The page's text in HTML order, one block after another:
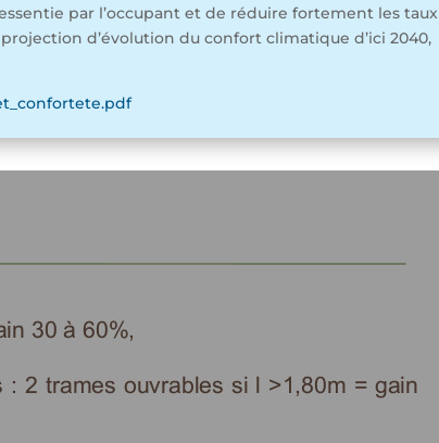
par l’occupant et de réduire fortement les taux
d’évolution du confort climatique d’ici 2040,